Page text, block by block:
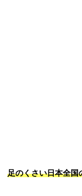
足のくさい日本全国